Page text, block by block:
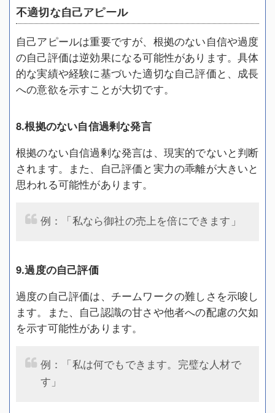
不適切な自己アピール
自己アピールは重要ですが、根拠のない自信や過度
の自己評価は逆効果になる可能性があります。具体
的な実績や経験に基づいた適切な自己評価と、成長
への意欲を示すことが大切です。
8.根拠のない自信過剰な発言
根拠のない自信過剰な発言は、現実的でないと判断
されます。また、自己評価と実力の乖離が大きいと
思われる可能性があります。
例：「私なら御社の売上を倍にできます」
9.過度の自己評価
過度の自己評価は、チームワークの難しさを示唆し
ます。また、自己認識の甘さや他者への配慮の欠如
を示す可能性があります。
例：「私は何でもできます。完璧な人材で
す」